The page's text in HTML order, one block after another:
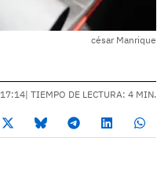
césar Manrique
17:14| TIEMPO DE LECTURA: 4 MIN.